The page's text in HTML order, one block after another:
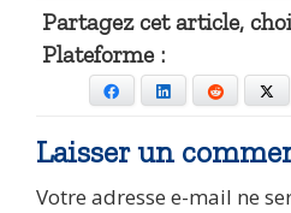
Partagez cet article,
Plateforme :
Facebook LinkedIn Reddit
Laisser un
Votre adresse e-mail ne